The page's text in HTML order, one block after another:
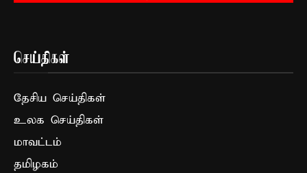
செய்திகள்
தேசிய செய்திகள்
உலக செய்திகள்
மாவட்டம்
தமிழகம்